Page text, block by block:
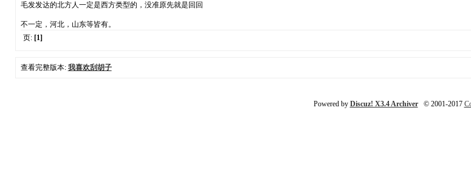
毛发发达的北方人一定是西方类型的，没准原先就是回回
不一定，河北，山东等皆有。
页: [1]
查看完整版本: 我喜欢刮胡子
Powered by Discuz! X3.4 Archiver© 2001-2017